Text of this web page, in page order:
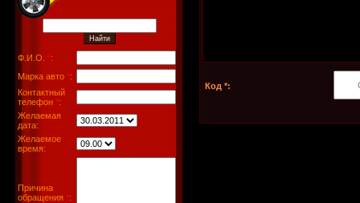
Ф.И.О. *:
Марка авто *:
Контактный
телефон *:
Желаемая
дата:
Желаемое
время:
Причина
обращения *:
Код *: